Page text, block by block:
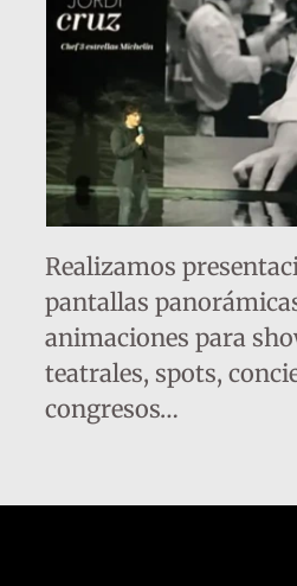
Realizamos
pantallas
animaciones para
teatrales, spots,
congresos…